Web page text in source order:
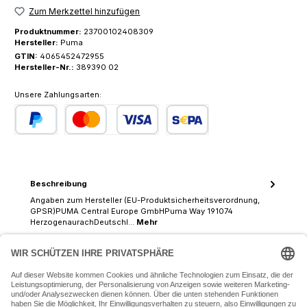
Zum Merkzettel hinzufügen
Produktnummer: 23700102408309
Hersteller: Puma
GTIN: 4065452472955
Hersteller-Nr.: 389390 02
Unsere Zahlungsarten:
Beschreibung
Angaben zum Hersteller (EU-Produktsicherheitsverordnung,
GPSR)PUMA Central Europe GmbHPuma Way 191074
HerzogenaurachDeutschl… Mehr
07243 54050 (Mo-Fr: 9.30 - 18:30 Uhr Sa: 9:30 - 16 Uhr)